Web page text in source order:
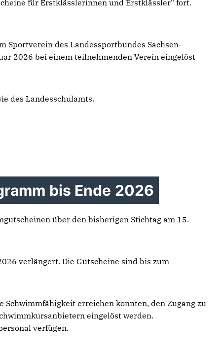
für Erstklässlerinnen und Erstklässler“ fort.
Sportverein des Landessportbundes Sachsen-
2026 bei einem teilnehmenden Verein eingelöst
des Landesschulamts.
bis Ende 2026
über den bisherigen Stichtag am 15.
verlängert. Die Gutscheine sind bis zum
erreichen konnten, den Zugang zu
eingelöst werden.
verfügen.